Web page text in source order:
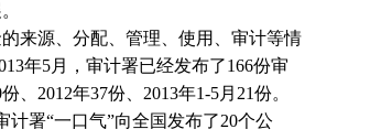
来源、分配、管理、使用、审计等情
年5月，审计署已经发布了166份审
份、 2012年37份、 2013年1-5月 21份。
计署“一口气”向全国发布了20个公